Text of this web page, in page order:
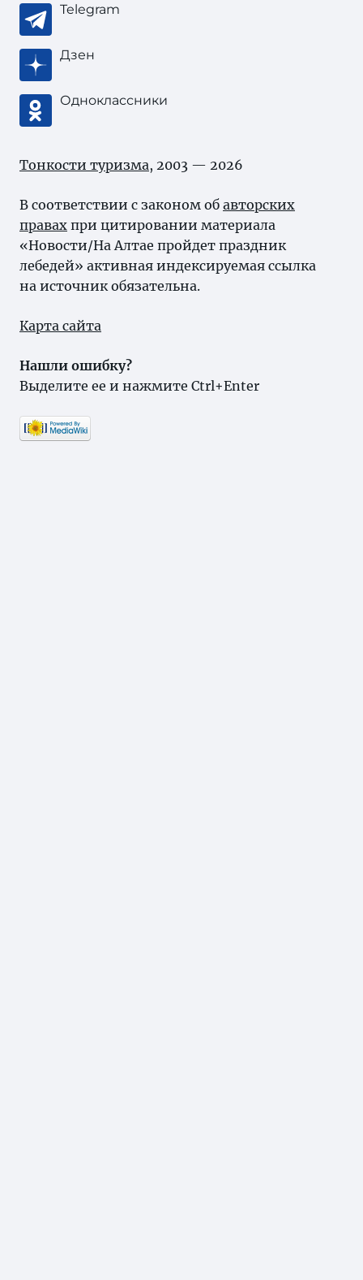
Telegram
Дзен
Одноклассники
Тонкости туризма, 2003 — 2026
В соответствии с законом об авторских
правах при цитировании материала
«Новости/На Алтае пройдет праздник
лебедей» активная индексируемая ссылка
на источник обязательна.
Карта сайта
Нашли ошибку?
Выделите ее и нажмите Ctrl+Enter